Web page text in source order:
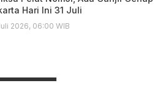
Hari Ini 31 Juli
2026, 06:00 WIB